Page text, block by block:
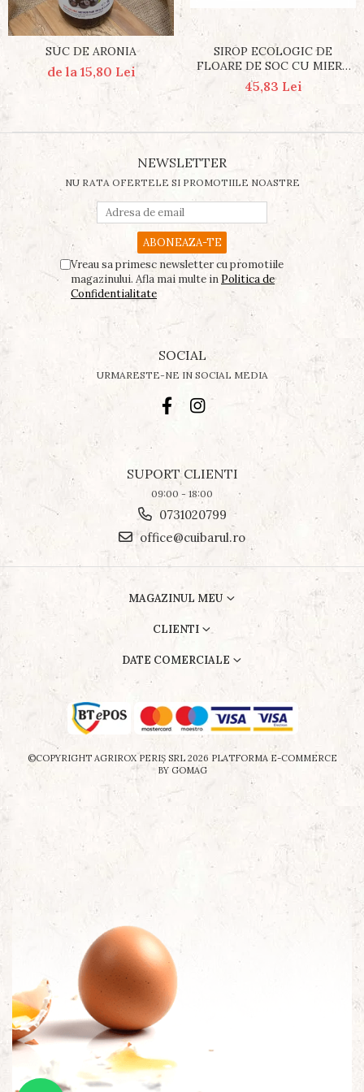
SUC DE ARONIA
de la 15,80 Lei
SIROP ECOLOGIC DE
FLOARE DE SOC CU MIERE
500 ML
45,83 Lei
NEWSLETTER
NU RATA OFERTELE SI PROMOTIILE NOASTRE
Vreau sa primesc newsletter cu promotiile
magazinului. Afla mai multe inPolitica de
Confidentialitate
SOCIAL
URMARESTE-NE IN SOCIAL MEDIA
SUPORT CLIENTI
09:00 - 18:00
0731020799
office@cuibarul.ro
MAGAZINUL MEU
CLIENTI
DATE COMERCIALE
©COPYRIGHT AGRIROX PERIŞ SRL 2026 PLATFORMA E-COMMERCE
BY GOMAG